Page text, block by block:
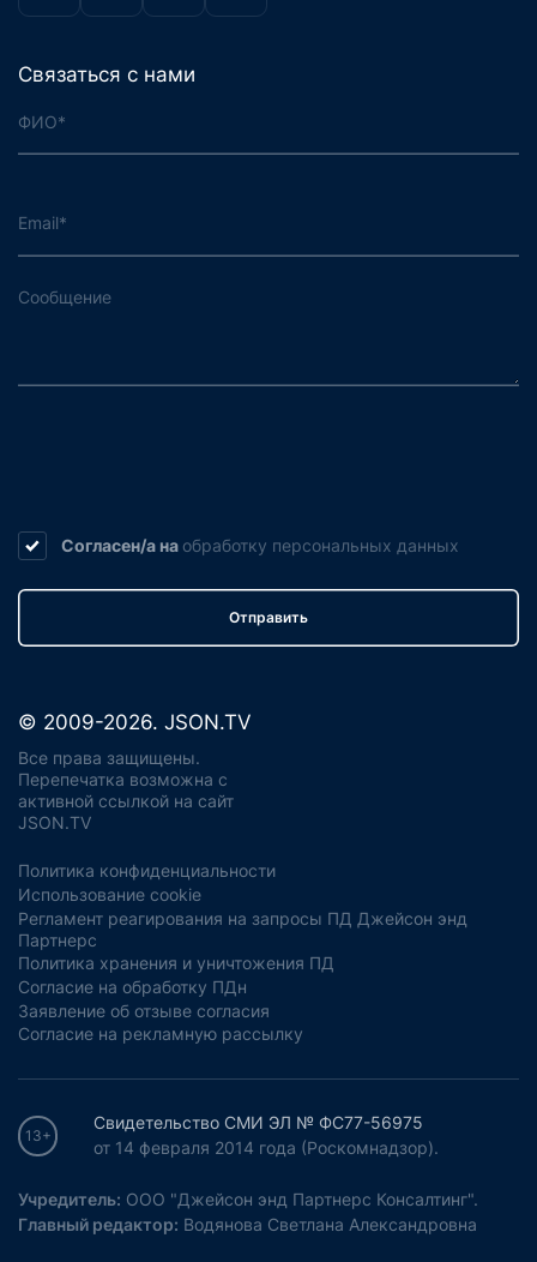
Связаться с нами
Согласен/а на обработку персональных данных
Отправить
© 2009-2026. JSON.TV
Все права защищены.
Перепечатка возможна с
активной ссылкой на сайт
JSON.TV
Политика конфиденциальности
Использование cookie
Регламент реагирования на запросы ПД Джейсон энд
Партнерс
Политика хранения и уничтожения ПД
Согласие на обработку ПДн
Заявление об отзыве согласия
Согласие на рекламную рассылку
13+
Свидетельство СМИ ЭЛ № ФС77-56975
от 14 февраля 2014 года (Роскомнадзор).
Учредитель: ООО "Джейсон энд Партнерс Консалтинг".
Главный редактор: Водянова Светлана Александровна